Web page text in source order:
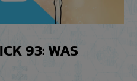
93: WAS